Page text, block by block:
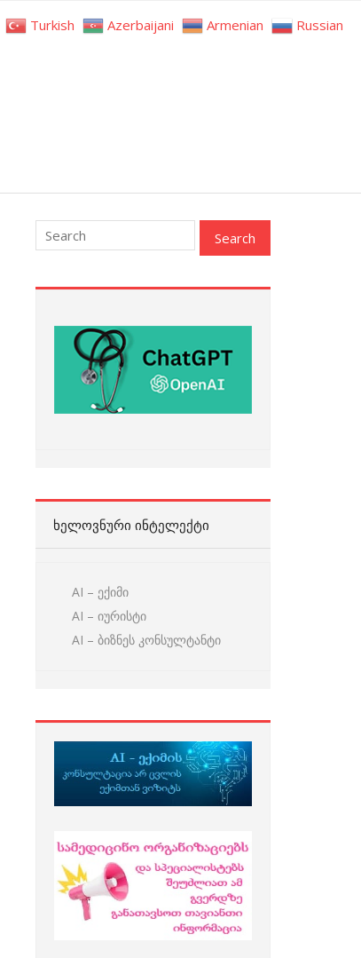
ᲮᲔᲚᲝᲕᲜᲣᲠᲘ ᲘᲜᲢᲔᲚᲔᲥᲢᲘ
AI – ექიმი
AI – იურისტი
AI – ბიზნეს კონსულტანტი
Turkish Azerbaijani Armenian Russian